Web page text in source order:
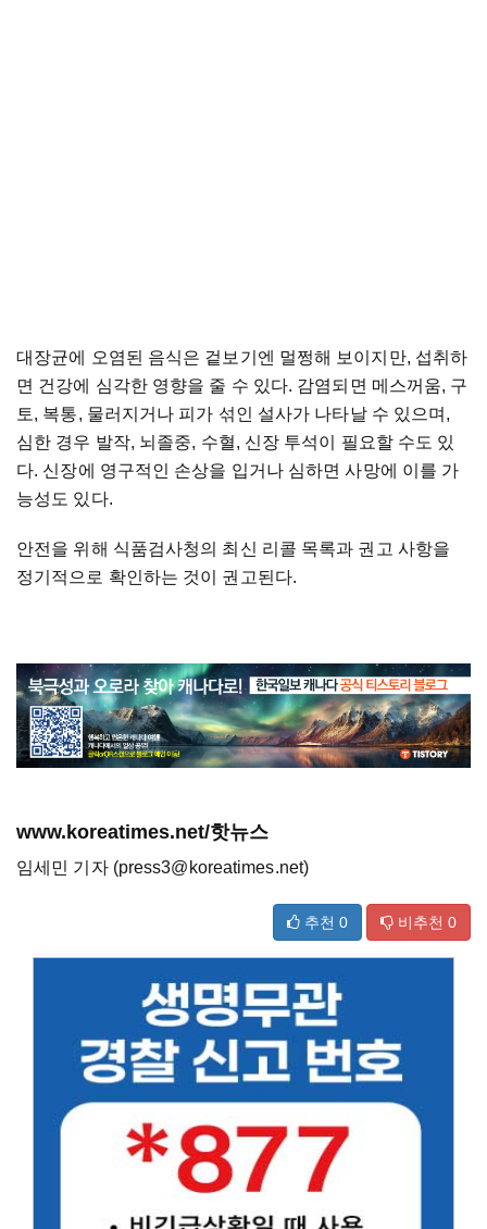
대장균에 오염된 음식은 겉보기엔 멀쩡해 보이지만, 섭취하
면 건강에 심각한 영향을 줄 수 있다. 감염되면 메스꺼움, 구
토, 복통, 물러지거나 피가 섞인 설사가 나타날 수 있으며,
심한 경우 발작, 뇌졸중, 수혈, 신장 투석이 필요할 수도 있
다. 신장에 영구적인 손상을 입거나 심하면 사망에 이를 가
능성도 있다.
안전을 위해 식품검사청의 최신 리콜 목록과 권고 사항을
정기적으로 확인하는 것이 권고된다.
www.koreatimes.net/핫뉴스
임세민 기자 (press3@koreatimes.net)
추천 0 비추천 0